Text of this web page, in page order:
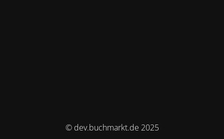
© dev.buchmarkt.de 2025